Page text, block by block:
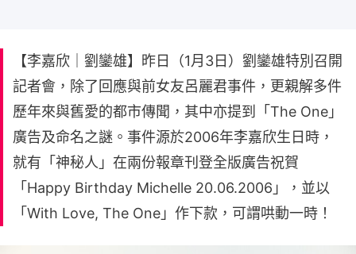
【李嘉欣｜劉鑾雄】昨日（1月3日）劉鑾雄特別召開
記者會，除了回應與前女友呂麗君事件，更親解多件
歷年來與舊愛的都市傳聞，其中亦提到「The One」
廣告及命名之謎。事件源於2006年李嘉欣生日時，
就有「神秘人」在兩份報章刊登全版廣告祝賀
「Happy Birthday Michelle 20.06.2006」，並以
「With Love, The One」作下款，可謂哄動一時！